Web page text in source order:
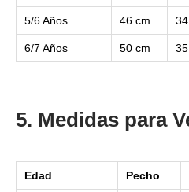
5/6 Años 46 cm
6/7 Años 50 cm
5. Medidas para
Edad Pecho